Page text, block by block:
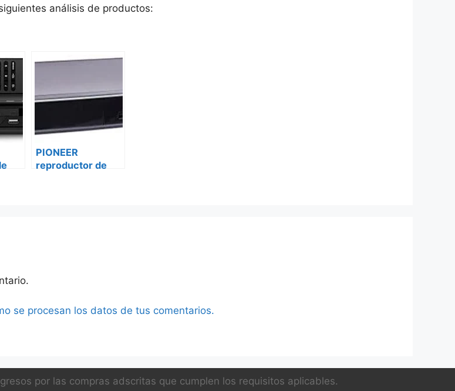
análisis de productos:
PIONEER
reproductor de
se procesan los datos de tus comentarios.
por las compras adscritas que cumplen los requisitos aplicables.